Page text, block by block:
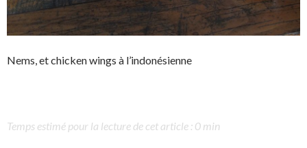
Nems, et chicken wings à l’indonésienne
Temps estimé pour la lecture de cet article : 0 min